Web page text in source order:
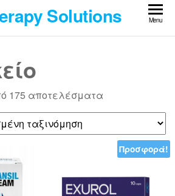
Solutions Menu
175 αποτελέσματα
Προσφορά!